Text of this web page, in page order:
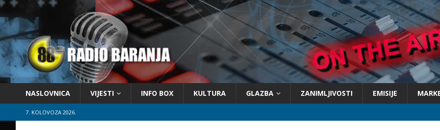
NASLOVNICA VIJESTI INFO BOX KULTURA GLAZBA ZANIMLJIVOSTI EMISIJE
7. KOLOVOZA 2026.